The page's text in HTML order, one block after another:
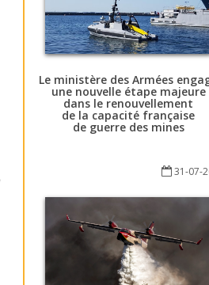
Le ministère des Armées
une nouvelle étape majeure
dans le renouvellement
de la capacité française
de guerre des mines
31-07-